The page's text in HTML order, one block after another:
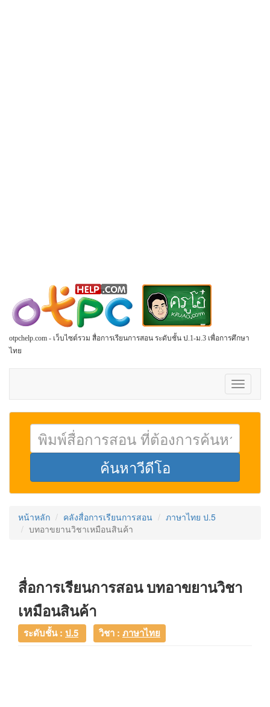
otpchelp.com - เว็บไซต์รวม สื่อการเรียนการสอน ระดับชั้น ป.1-ม.3 เพื่อการศึกษา
ไทย
Toggle
หน้าหลัก คลังสื่อการเรียนการสอน
ภาษาไทย ป.5
บทอาขยานวิชาเหมือนสินค้า
สื่อการเรียนการสอน บทอาขยานวิชา
เหมือนสินค้า
ระดับชั้น : ป.5 วิชา : ภาษาไทย